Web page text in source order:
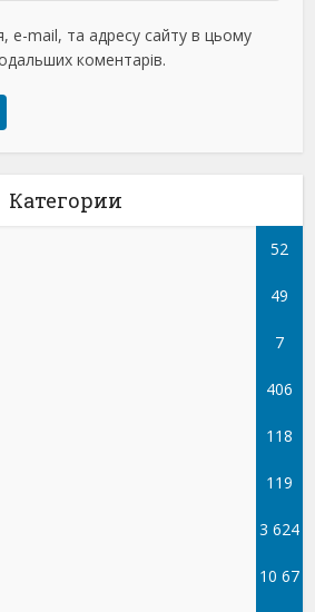
e-mail, та адресу сайту в цьому
коментарів.
Категории
52
49
7
406
118
119
3 624
10 67